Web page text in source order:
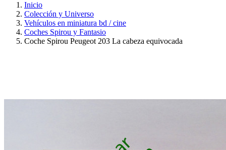
Inicio
Colección y Universo
Vehículos en miniatura bd / cine
Coches Spirou y Fantasio
Coche Spirou Peugeot 203 La cabeza equivocada